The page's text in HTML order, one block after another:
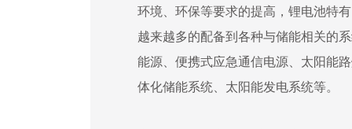
环境、环保等要求的提高，锂电池特
越来越多的配备到各种与储能相关的
能源、便携式应急通信电源、太阳能
体化储能系统、太阳能发电系统等。